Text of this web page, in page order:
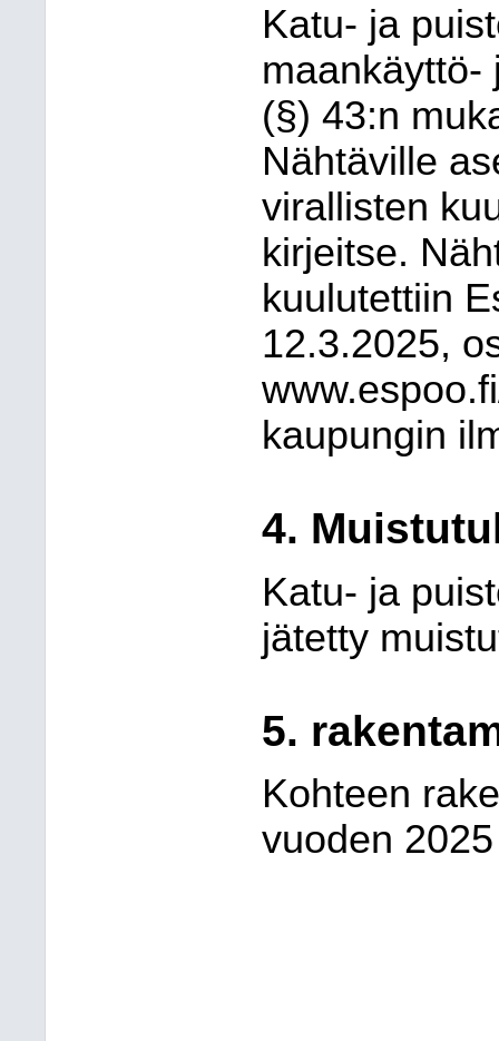
Katu- ja
maankäyttö-
(§) 43:n
Nähtäville
virallisten
kirjeitse.
kuulutettiin
12.3.2025,
kaupungin
4.
Katu- ja
jätetty
5.
Kohteen
vuoden